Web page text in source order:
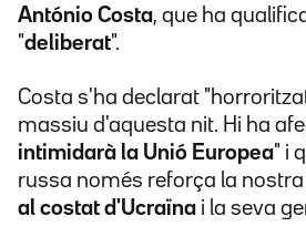
António Costa, que ha
"deliberat".
Costa s'ha declarat
massiu d'aquesta nit. Hi ha
intimidarà la Unió Europea" i
russa només reforça la
al costat d'Ucraïna i la seva